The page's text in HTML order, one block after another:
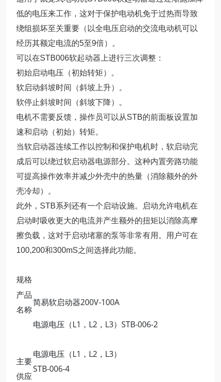
低的电压来工作，这对于保护电动机免于过热而导致
绕组损坏至关重要（以全电压启动的交流电动机可以
经历其额定电流的5至9倍）。
可以在STB006软起动器上进行三次调整：
初始启动电压（初始转矩）。
软启动斜坡时间（斜坡上升）。
软停止斜坡时间（斜坡下降）。
电机不需要反馈，操作员可以从STB的前面板设置加
速和启动（初始）转矩。
当软启动器连续工作以控制和保护电机时，软启动完
成后可以绕过软启动器电源部分。这种内置旁路功能
可提高操作效率并减少外壳中的热量（消除额外的外
壳冷却）。
此外，STB系列还有一个启动设施。启动允许电机在
启动时吸收更大的电流并产生额外的扭矩以消除高摩
擦负载，这对于启动堵塞的泵等非常有用。用户可在
100,200和300mS之间选择此功能。
规格
产品
名称
简易软启动器200V-100A
主要
供应
电源电压（L1，L2，L3）STB-006-2
电源电压（L1，L2，L3）
STB-006-4